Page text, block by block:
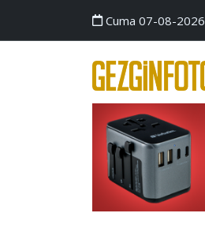
Cuma 07-08-2026